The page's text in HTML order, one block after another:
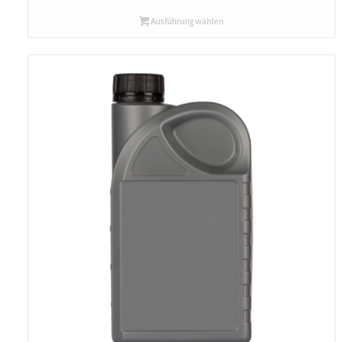
Ausführung wählen